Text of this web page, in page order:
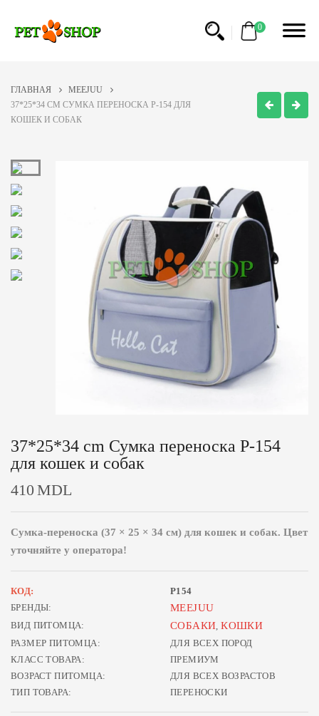
0
ГЛАВНАЯ
MEEJUU
37*25*34 CM СУМКА ПЕРЕНОСКА P-154 ДЛЯ
КОШЕК И СОБАК
37*25*34 cm Сумка переноска P-154
для кошек и собак
410 MDL
Сумка-переноска (37 × 25 × 34 см) для кошек и собак. Цвет
уточняйте у оператора!
КОД:
P154
БРЕНДЫ:
MEEJUU
ВИД ПИТОМЦА: СОБАКИ,КОШКИ
РАЗМЕР ПИТОМЦА:
ДЛЯ ВСЕХ ПОРОД
КЛАСС ТОВАРА:
ПРЕМИУМ
ВОЗРАСТ ПИТОМЦА:
ДЛЯ ВСЕХ ВОЗРАСТОВ
ТИП ТОВАРА:
ПЕРЕНОСКИ